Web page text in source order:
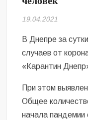
Безугла закликає
сучасну моду
Командувач ВМС Неїжпапа
навколо керівництва армії
19.04.2021
В Днепре за
случаев от
«Карантин
При этом
Общее
начала пандемии